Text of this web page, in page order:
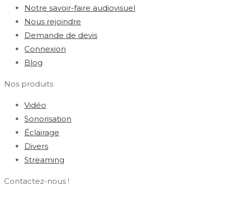
Notre savoir-faire audiovisuel
Nous rejoindre
Demande de devis
Connexion
Blog
Nos produits
Vidéo
Sonorisation
Éclairage
Divers
Streaming
Contactez-nous !